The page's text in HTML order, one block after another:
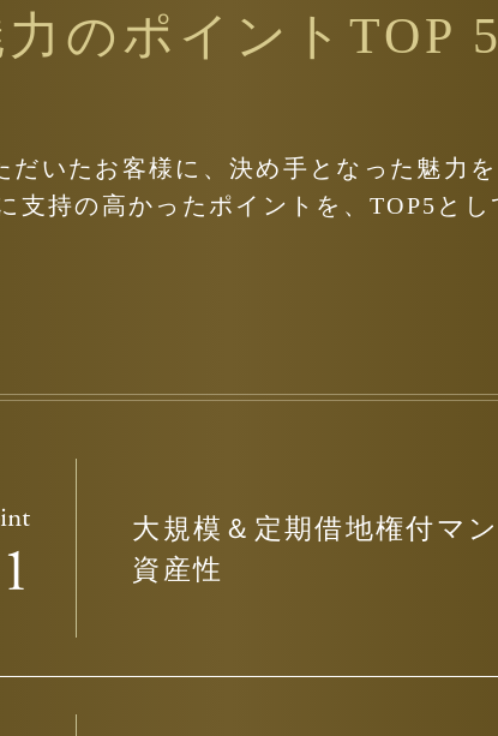
力のポイントTOP
いたお客様に、 決め手となった魅力
支持の高かった ポイントを、TOP5と
大規模＆定期借地権付マ
資産性